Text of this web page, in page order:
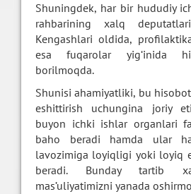
Shuningdek, har bir hududiy
rahbarining xalq
Kengashlari oldida,
esa fuqarolar yig‘inida
borilmoqda.
Shunisi ahamiyatliki, bu
eshittirish uchungina joriy
buyon ichki ishlar organlari
baho beradi hamda ular
lavozimiga loyiqligi yoki loyiq
beradi. Bunday tartib
mas’uliyatimizni yanada